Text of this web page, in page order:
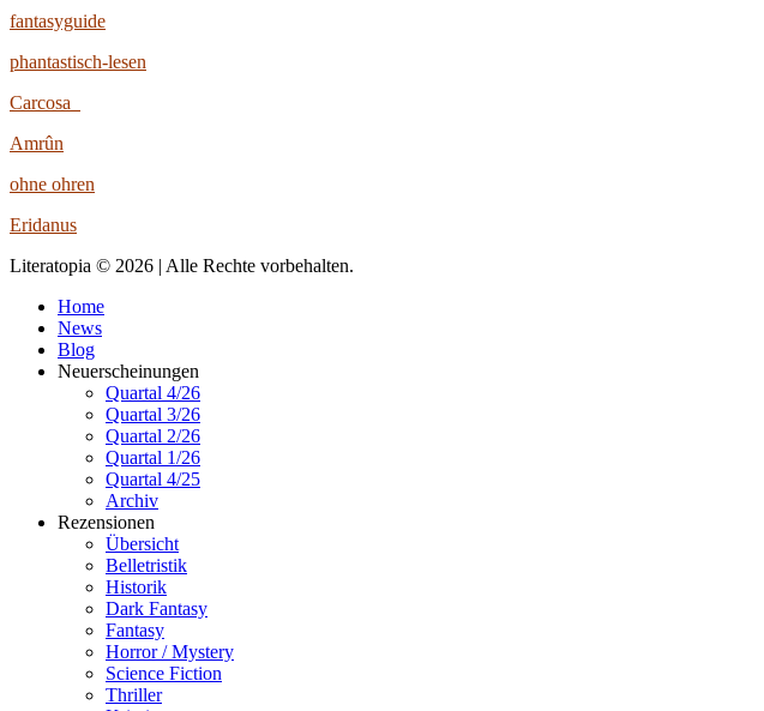
fantasyguide
phantastisch-lesen
Carcosa
Amrûn
ohne ohren
Eridanus
Literatopia © 2026 | Alle Rechte vorbehalten.
Home
News
Blog
Neuerscheinungen
Quartal 4/26
Quartal 3/26
Quartal 2/26
Quartal 1/26
Quartal 4/25
Archiv
Rezensionen
Übersicht
Belletristik
Historik
Dark Fantasy
Fantasy
Horror / Mystery
Science Fiction
Thriller